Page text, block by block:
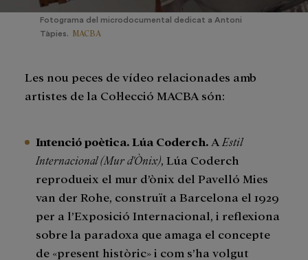
Fotograma del microdocumental dedicat a Antoni
Tàpies. MACBA
Les nou peces de vídeo relacionades amb
artistes de la Col·lecció MACBA són:
Intenció poètica. Lúa Coderch. A Estil
Internacional (Mur d'Ònix) , Lúa Coderch
reprodueix el mur d’ònix del Pavelló Mies
van der Rohe, construït a Barcelona el 1929
per a l’Exposició Internacional, i reflexiona
sobre la paradoxa que amaga el concepte
de «present històric» i com s’ha volgut